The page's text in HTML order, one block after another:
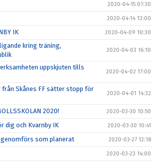
2020-04-15 07:30
2020-04-14 13:00
IK 2020-04-09 10:30
kring träning,
2020-04-03 16:10
uppskjuten tills
2020-04-02 17:00
från Skånes FF sätter stopp för
2020-04-01 14:32
2020! 2020-03-30 10:50
dig och Kvarnby IK 2020-03-30 10:41
som planerat 2020-03-27 12:18
2020-03-23 14:00